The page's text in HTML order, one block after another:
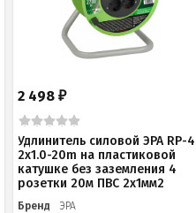
2 498₽
Удлинитель силовой ЭРА RP-
2x1.0-20m на пластиковой
катушке без заземления 4
розетки 20м ПВС 2х1мм2
Бренд
ЭРА